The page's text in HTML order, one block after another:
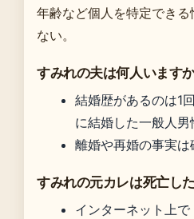
年齢など個人を特定でき
ない。
すみれの夫は何人います
結婚歴があるのは1
に結婚した一般人男
離婚や再婚の事実は
すみれの元カレは死亡し
インターネット上